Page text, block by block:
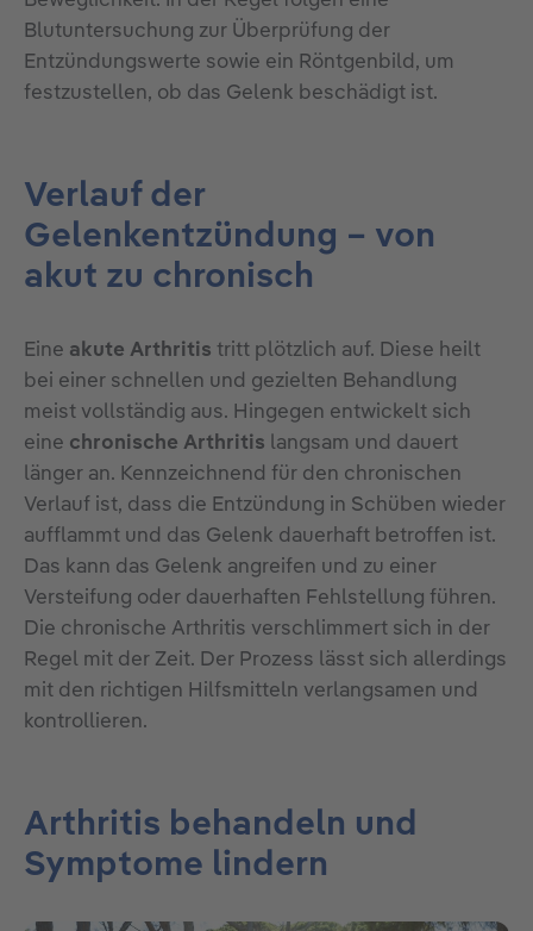
Blutuntersuchung zur Überprüfung der
Entzündungswerte sowie ein Röntgenbild, um
festzustellen, ob das Gelenk beschädigt ist.
Verlauf der
Gelenkentzündung – von
akut zu chronisch
Eine akute Arthritis tritt plötzlich auf. Diese heilt
bei einer schnellen und gezielten Behandlung
meist vollständig aus. Hingegen entwickelt sich
eine chronische Arthritis langsam und dauert
länger an. Kennzeichnend für den chronischen
Verlauf ist, dass die Entzündung in Schüben wieder
aufflammt und das Gelenk dauerhaft betroffen ist.
Das kann das Gelenk angreifen und zu einer
Versteifung oder dauerhaften Fehlstellung führen.
Die chronische Arthritis verschlimmert sich in der
Regel mit der Zeit. Der Prozess lässt sich allerdings
mit den richtigen Hilfsmitteln verlangsamen und
kontrollieren.
Arthritis behandeln und
Symptome lindern